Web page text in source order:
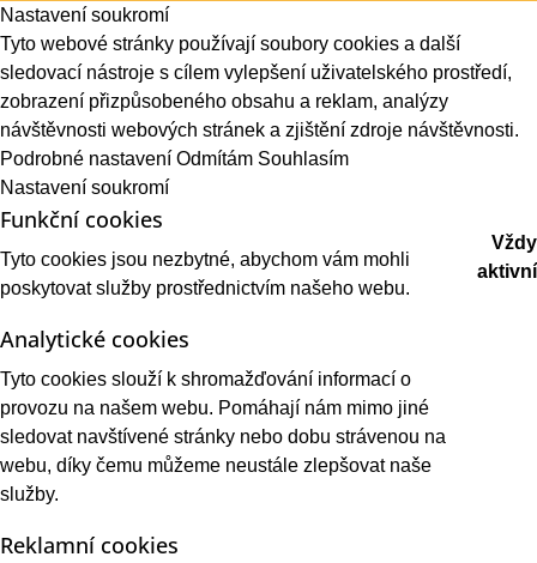
Nastavení soukromí
Tyto webové stránky používají soubory cookies a další
sledovací nástroje s cílem vylepšení uživatelského prostředí,
zobrazení přizpůsobeného obsahu a reklam, analýzy
návštěvnosti webových stránek a zjištění zdroje návštěvnosti.
Podrobné nastavení Odmítám Souhlasím
Nastavení soukromí
Funkční cookies
Tyto cookies jsou nezbytné, abychom vám mohli
poskytovat služby prostřednictvím našeho webu.
Vždy
aktivní
Analytické cookies
Tyto cookies slouží k shromažďování informací o
provozu na našem webu. Pomáhají nám mimo jiné
sledovat navštívené stránky nebo dobu strávenou na
webu, díky čemu můžeme neustále zlepšovat naše
služby.
Reklamní cookies